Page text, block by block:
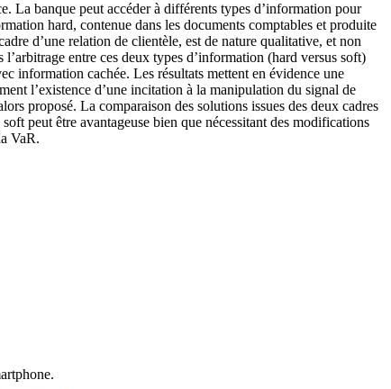
La banque peut accéder à différents types d’information pour
hard, contenue dans les documents comptables et produite
d’une relation de clientèle, est de nature qualitative, et non
entre ces deux types d’information (hard versus soft)
information cachée. Les résultats mettent en évidence une
l’existence d’une incitation à la manipulation du signal de
proposé. La comparaison des solutions issues des deux cadres
peut être avantageuse bien que nécessitant des modifications
VaR.